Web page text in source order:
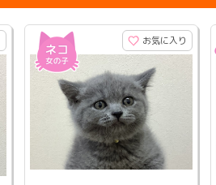
お気に入り